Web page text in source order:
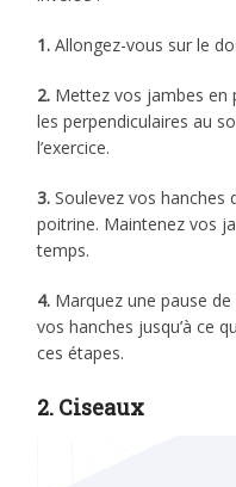
1. Allongez-vous sur le
2. Mettez vos jambes en
les perpendiculaires au
l’exercice.
3. Soulevez vos hanches
poitrine. Maintenez vos
temps.
4. Marquez une pause
vos hanches jusqu’à ce
ces étapes.
2. Ciseaux